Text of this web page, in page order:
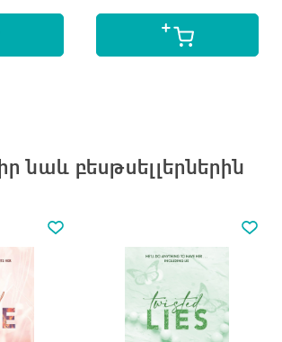
նաև բեսթսելլերներին